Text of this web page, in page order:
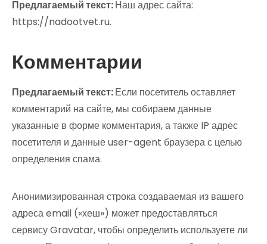
Предлагаемый текст:Наш адрес сайта:
https://nadootvet.ru.
Комментарии
Предлагаемый текст:Если посетитель оставляет
комментарий на сайте, мы собираем данные
указанные в форме комментария, а также IP адрес
посетителя и данные user-agent браузера с целью
определения спама.
Анонимизированная строка создаваемая из вашего
адреса email («хеш») может предоставляться
сервису Gravatar, чтобы определить используете ли